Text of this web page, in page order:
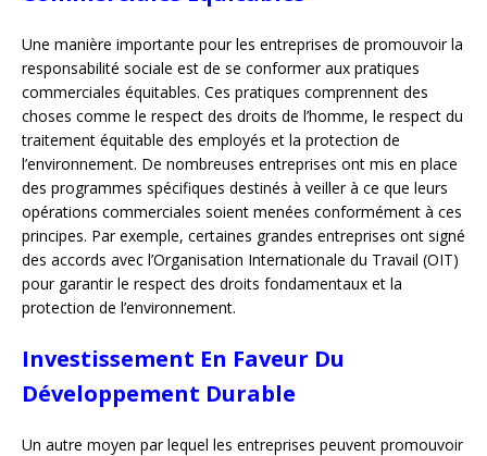
Une manière importante pour les entreprises de promouvoir la
responsabilité sociale est de se conformer aux pratiques
commerciales équitables. Ces pratiques comprennent des
choses comme le respect des droits de l’homme, le respect du
traitement équitable des employés et la protection de
l’environnement. De nombreuses entreprises ont mis en place
des programmes spécifiques destinés à veiller à ce que leurs
opérations commerciales soient menées conformément à ces
principes. Par exemple, certaines grandes entreprises ont signé
des accords avec l’Organisation Internationale du Travail (OIT)
pour garantir le respect des droits fondamentaux et la
protection de l’environnement.
Investissement En Faveur Du
Développement Durable
Un autre moyen par lequel les entreprises peuvent promouvoir